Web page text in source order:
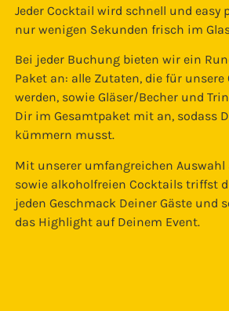
Jeder Cocktail wird schnell und easy
nur wenigen Sekunden frisch im
Bei jeder Buchung bieten wir ein
Paket an: alle Zutaten, die für
werden, sowie Gläser/Becher und
Dir im Gesamtpaket mit an, sodass
kümmern musst.
Mit unserer umfangreichen
sowie alkoholfreien Cocktails triffst
jeden Geschmack Deiner Gäste und
das Highlight auf Deinem Event.